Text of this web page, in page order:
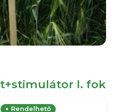
I. fok
Rendelhető